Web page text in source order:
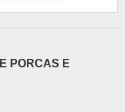
PORCAS E